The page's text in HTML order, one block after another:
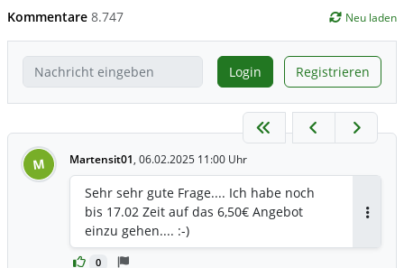
Kommentare 8.747 Neu laden
Login Registrieren
M Martensit01, 06.02.2025 11:00 Uhr
0
Sehr sehr gute Frage.... Ich habe noch
bis 17.02 Zeit auf das 6,50€ Angebot
einzu gehen.... :-)